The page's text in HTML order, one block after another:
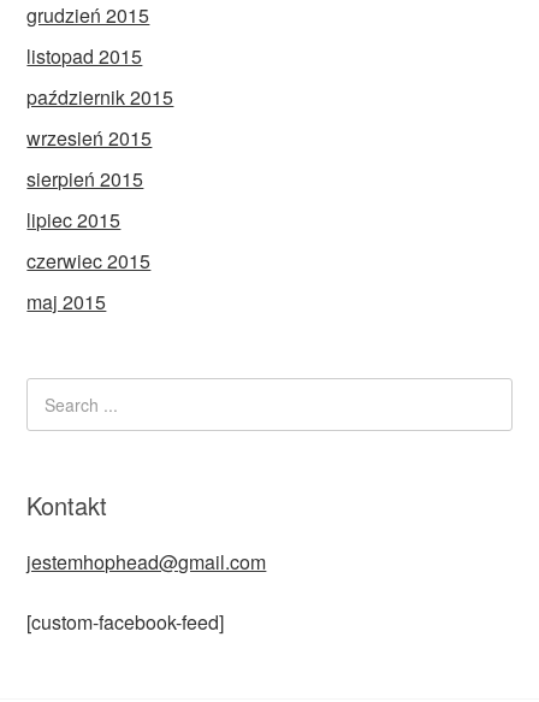
grudzień 2015
listopad 2015
październik 2015
wrzesień 2015
sierpień 2015
lipiec 2015
czerwiec 2015
maj 2015
Kontakt
jestemhophead@gmail.com
[custom-facebook-feed]